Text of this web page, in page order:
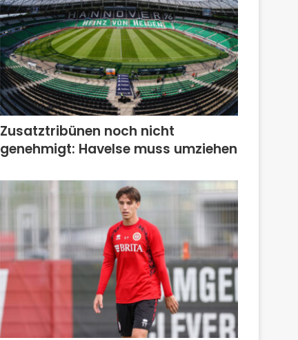
Zusatztribünen noch nicht
genehmigt: Havelse muss umziehen